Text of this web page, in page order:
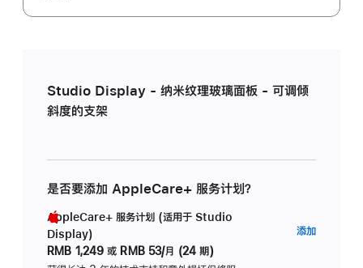
Studio Display - 纳米纹理玻璃面板 - 可调倾
斜度的支架
是否要添加 AppleCare+ 服务计划？
AppleCare+ 服务计划 (适用于 Studio
Display)
RMB 1,249 或 RMB 53/月 (24 期)
添加